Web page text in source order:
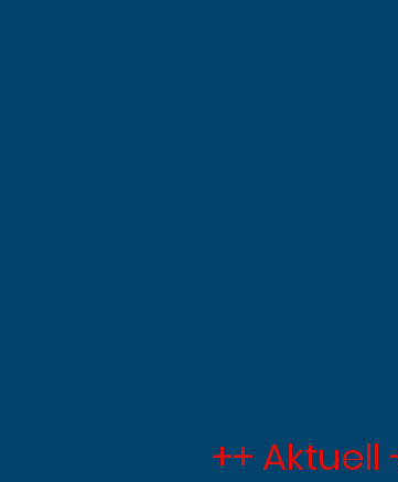
++ Aktuell